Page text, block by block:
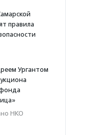
правила
Ургантом
НКО